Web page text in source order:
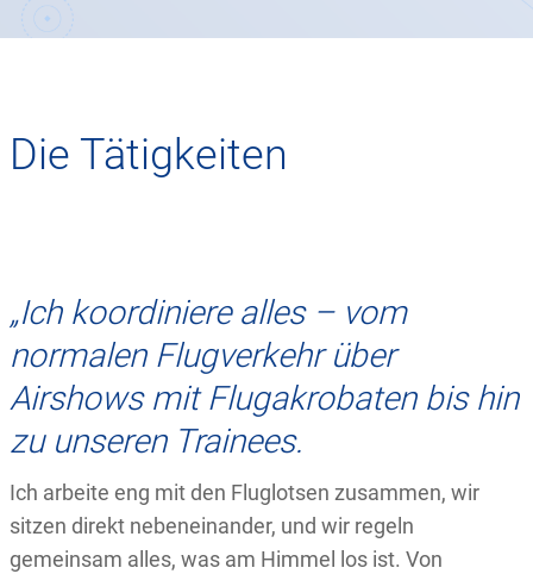
Die Tätigkeiten
„Ich koordiniere alles – vom
normalen Flugverkehr über
Airshows mit Flugakrobaten bis hin
zu unseren Trainees.
Ich arbeite eng mit den Fluglotsen zusammen, wir
sitzen direkt nebeneinander, und wir regeln
gemeinsam alles, was am Himmel los ist. Von